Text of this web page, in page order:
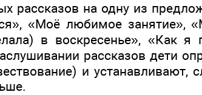
рассказов на одну из
«Моё любимое занятие»,
в воскресенье», «Как я
рассказов дети
и устанавливают,